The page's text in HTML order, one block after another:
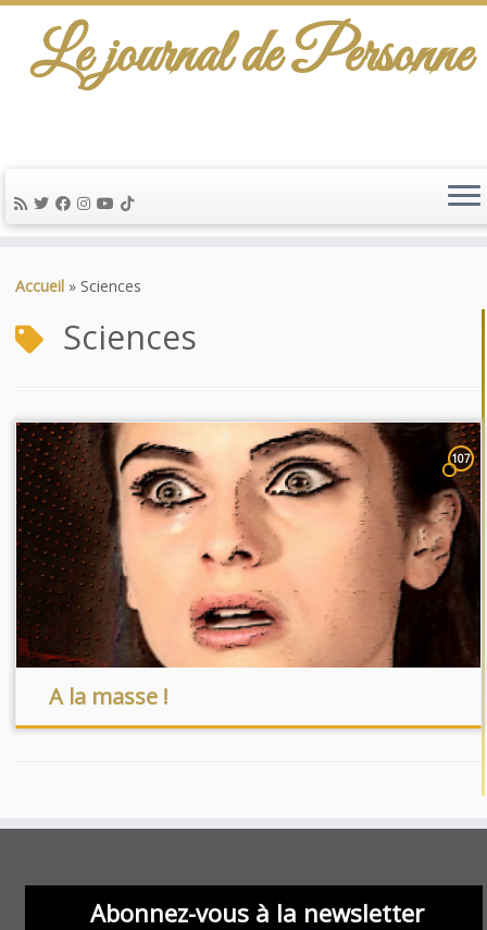
au
Le journal de Personne
Accueil » Sciences
Sciences
107
A la masse !
Abonnez-vous à la newsletter